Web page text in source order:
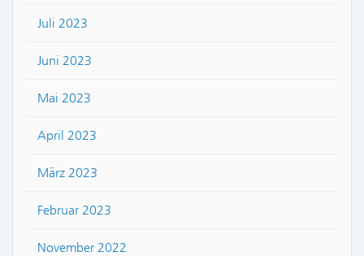
Juli 2023
Juni 2023
Mai 2023
April 2023
März 2023
Februar 2023
November 2022